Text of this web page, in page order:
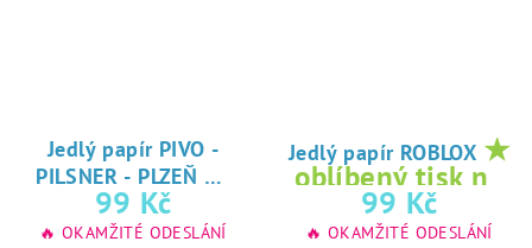
Jedlý papír PIVO -
PILSNER - PLZEŇ ★
oblíbený tisk na
jedlý papír
99 Kč
🔥 OKAMŽITÉ ODESLÁNÍ
Jedlý papír ROBLOX ★
oblíbený tisk na
jedlý papír
99 Kč
🔥 OKAMŽITÉ ODESLÁNÍ